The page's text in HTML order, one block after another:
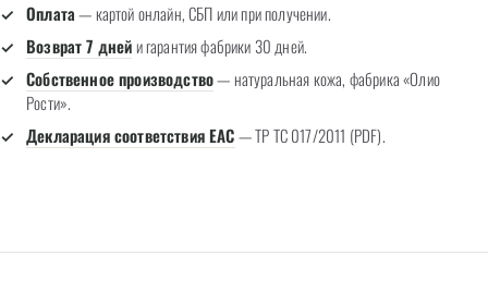
Оплата— картой онлайн, СБП или при получении.
Возврат 7 днейи гарантия фабрики 30 дней.
Собственное производство— натуральная кожа, фабрика «Олио
Рости».
Декларация соответствия EAC— ТР ТС 017/2011 (PDF).